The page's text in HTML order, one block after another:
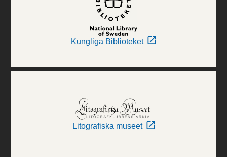
Kungliga Biblioteket
Litografiska museet